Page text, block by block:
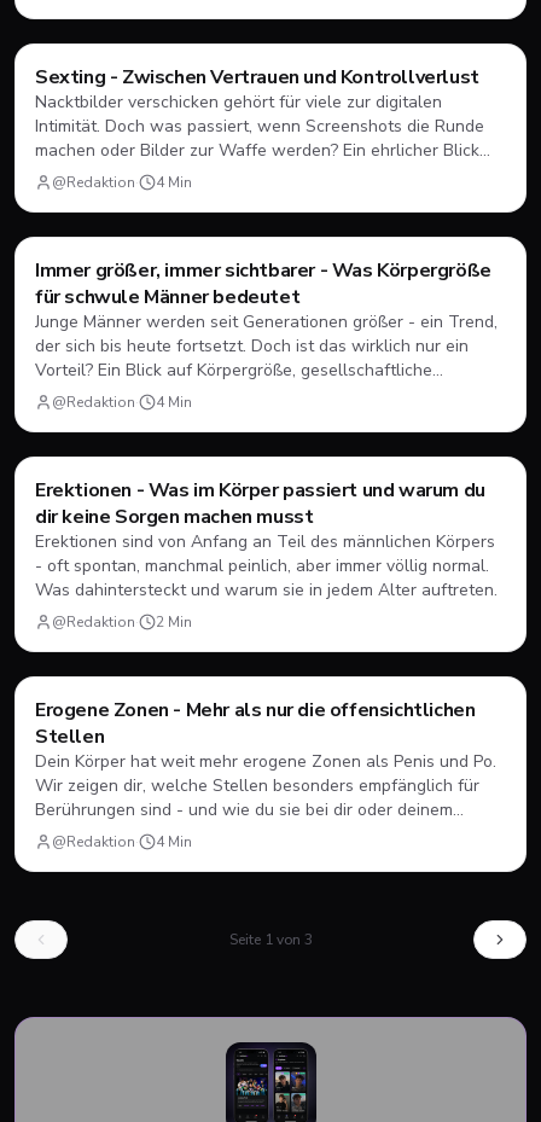
Style & Body
Sexting - Zwischen Vertrauen und Kontrollverlust
Nacktbilder verschicken gehört für viele zur digitalen
Intimität. Doch was passiert, wenn Screenshots die Runde
machen oder Bilder zur Waffe werden? Ein ehrlicher Blick
auf Sexting, seine Risiken und wie du dich schützt.
@Redaktion· 4Min
Style & Body
Immer größer, immer sichtbarer - Was Körpergröße
für schwule Männer bedeutet
Junge Männer werden seit Generationen größer - ein Trend,
der sich bis heute fortsetzt. Doch ist das wirklich nur ein
Vorteil? Ein Blick auf Körpergröße, gesellschaftliche
Erwartungen und die Realität zwischen Garderoben-Frust
und Dating-Normen.
@Redaktion· 4Min
Style & Body
Erektionen - Was im Körper passiert und warum du
dir keine Sorgen machen musst
Erektionen sind von Anfang an Teil des männlichen Körpers
- oft spontan, manchmal peinlich, aber immer völlig normal.
Was dahintersteckt und warum sie in jedem Alter auftreten.
@Redaktion· 2 Min
Style & Body
Erogene Zonen - Mehr als nur die offensichtlichen
Stellen
Dein Körper hat weit mehr erogene Zonen als Penis und Po.
Wir zeigen dir, welche Stellen besonders empfänglich für
Berührungen sind - und wie du sie bei dir oder deinem
Partner entdecken kannst.
@Redaktion· 4Min
Seite 1von 3